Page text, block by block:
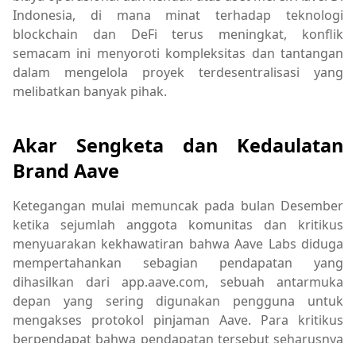
Indonesia, di mana minat terhadap teknologi
blockchain dan DeFi terus meningkat, konflik
semacam ini menyoroti kompleksitas dan tantangan
dalam mengelola proyek terdesentralisasi yang
melibatkan banyak pihak.
Akar Sengketa dan Kedaulatan
Brand Aave
Ketegangan mulai memuncak pada bulan Desember
ketika sejumlah anggota komunitas dan kritikus
menyuarakan kekhawatiran bahwa Aave Labs diduga
mempertahankan sebagian pendapatan yang
dihasilkan dari app.aave.com, sebuah antarmuka
depan yang sering digunakan pengguna untuk
mengakses protokol pinjaman Aave. Para kritikus
berpendapat bahwa pendapatan tersebut seharusnya